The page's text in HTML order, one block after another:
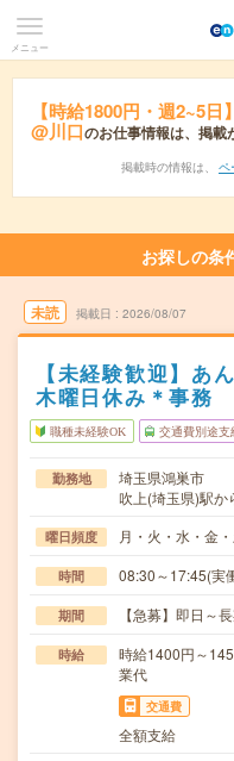
メニュー
【時給1800円・週2~5
@川口のお仕事情報は、掲載
掲載時の情報は、 ペ
お探しの条
未読 掲載日 2026/08/07
【未経験歓迎】あ
木曜日休み＊事務
職種未経験OK 交通費別途支
勤務地
埼玉県鴻巣市
吹上(埼玉県)駅
曜日頻度 月・火・水・金
時間 08:30～17:45(
期間 【急募】即日～
時給
時給1400円～
業代
交通費
全額支給